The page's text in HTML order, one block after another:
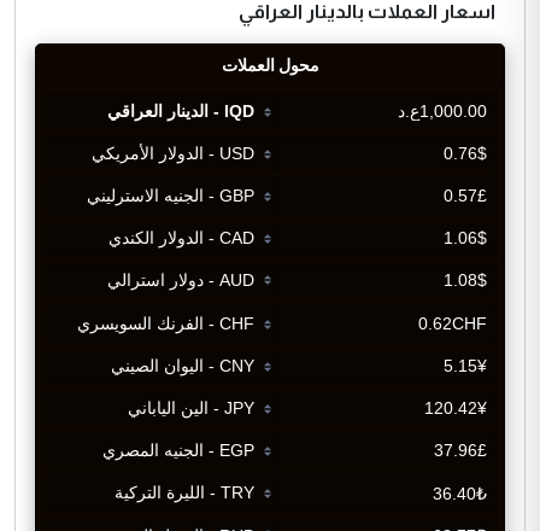
اسعار العملات بالدينار العراقي